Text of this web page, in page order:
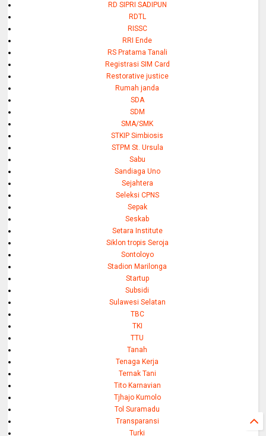
RD SIPRI SADIPUN
RDTL
RISSC
RRI Ende
RS Pratama Tanali
Registrasi SIM Card
Restorative justice
Rumah janda
SDA
SDM
SMA/SMK
STKIP Simbiosis
STPM St. Ursula
Sabu
Sandiaga Uno
Sejahtera
Seleksi CPNS
Sepak
Seskab
Setara Institute
Siklon tropis Seroja
Sontoloyo
Stadion Marilonga
Startup
Subsidi
Sulawesi Selatan
TBC
TKI
TTU
Tanah
Tenaga Kerja
Ternak Tani
Tito Karnavian
Tjhajo Kumolo
Tol Suramadu
Transparansi
Turki